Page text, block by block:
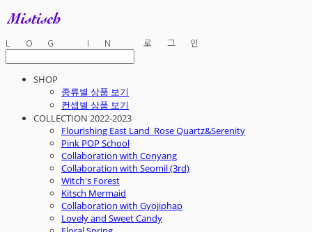
LOG IN 로그인
SHOP
종류별 상품 보기
컨셉별 상품 보기
COLLECTION 2022-2023
Flourishing East Land_Rose Quartz&Serenity
Pink POP School
Collaboration with Conyang
Collaboration with Seomil (3rd)
Witch's Forest
Kitsch Mermaid
Collaboration with Gyojiphap
Lovely and Sweet Candy